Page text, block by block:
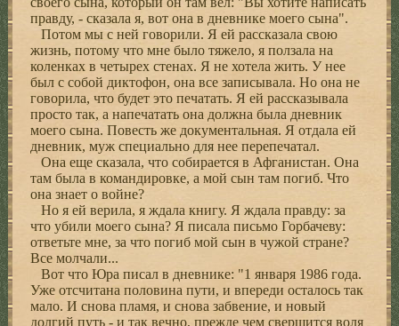
правду, - сказала я, вот она в дневнике моего сына".
Потом мы с ней говорили. Я ей рассказала свою
жизнь, потому что мне было тяжело, я ползала на
коленках в четырех стенах. Я не хотела жить. У нее
был с собой диктофон, она все записывала. Но она не
говорила, что будет это печатать. Я ей рассказывала
просто так, а напечатать она должна была дневник
моего сына. Повесть же документальная. Я отдала ей
дневник, муж специально для нее перепечатал.
Она еще сказала, что собирается в Афганистан. Она
там была в командировке, а мой сын там погиб. Что
она знает о войне?
Но я ей верила, я ждала книгу. Я ждала правду: за
что убили моего сына? Я писала письмо Горбачеву:
ответьте мне, за что погиб мой сын в чужой стране?
Все молчали...
Вот что Юра писал в дневнике: "1 января 1986 года.
Уже отсчитана половина пути, и впереди осталось так
мало. И снова пламя, и снова забвение, и новый
долгий путь - и так вечно, прежде чем свершится воля